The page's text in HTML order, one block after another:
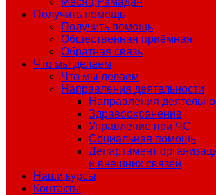
Получить помощь
Получить помощь
Общественная приёмная
Обратная связь
Что мы делаем
Что мы делаем
Направления деятельности
Направления
Здравоохранение
Управление при ЧС
Социальная помощь
Департамент
и внешних связей
Наши курсы
Контакты